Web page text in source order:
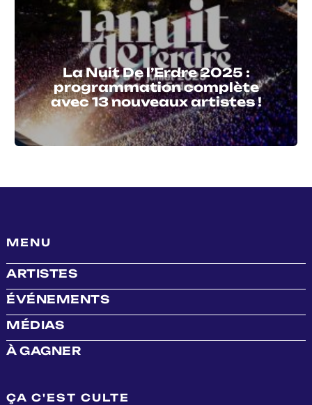
La Nuit De l’Erdre 2025 :
programmation complète
avec 13 nouveaux artistes !
MENU
ARTISTES
ÉVÉNEMENTS
MÉDIAS
À GAGNER
ÇA C'EST CULTE